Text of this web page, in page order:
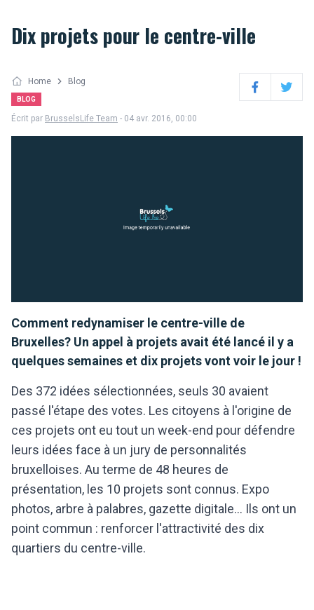
Dix projets pour le centre-ville
Home Blog
BLOG FacebookTwitter
Écrit par BrusselsLife Team - 04 avr. 2016, 00:00
Comment redynamiser le centre-ville de
Bruxelles? Un appel à projets avait été lancé il y a
quelques semaines et dix projets vont voir le jour !
Des 372 idées sélectionnées, seuls 30 avaient
passé l'étape des votes. Les citoyens à l'origine de
ces projets ont eu tout un week-end pour défendre
leurs idées face à un jury de personnalités
bruxelloises. Au terme de 48 heures de
présentation, les 10 projets sont connus. Expo
photos, arbre à palabres, gazette digitale... Ils ont un
point commun : renforcer l'attractivité des dix
quartiers du centre-ville.